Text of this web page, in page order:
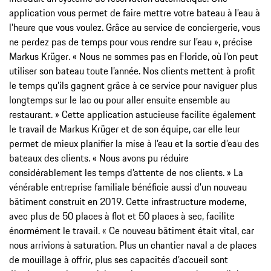
application vous permet de faire mettre votre bateau à l’eau à
l’heure que vous voulez. Grâce au service de conciergerie, vous
ne perdez pas de temps pour vous rendre sur l’eau », précise
Markus Krüger. « Nous ne sommes pas en Floride, où l’on peut
utiliser son bateau toute l’année. Nos clients mettent à profit
le temps qu’ils gagnent grâce à ce service pour naviguer plus
longtemps sur le lac ou pour aller ensuite ensemble au
restaurant. » Cette application astucieuse facilite également
le travail de Markus Krüger et de son équipe, car elle leur
permet de mieux planifier la mise à l’eau et la sortie d’eau des
bateaux des clients. « Nous avons pu réduire
considérablement les temps d’attente de nos clients. » La
vénérable entreprise familiale bénéficie aussi d’un nouveau
bâtiment construit en 2019. Cette infrastructure moderne,
avec plus de 50 places à flot et 50 places à sec, facilite
énormément le travail. « Ce nouveau bâtiment était vital, car
nous arrivions à saturation. Plus un chantier naval a de places
de mouillage à offrir, plus ses capacités d’accueil sont